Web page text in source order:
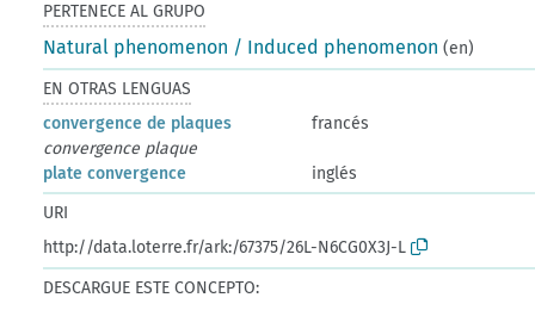
PERTENECE AL GRUPO
Natural phenomenon / Induced phenomenon (en)
EN OTRAS LENGUAS
convergence de plaques
francés
convergence plaque
plate convergence
inglés
URI
http://data.loterre.fr/ark:/67375/26L-N6CG0X3J-L
DESCARGUE ESTE CONCEPTO: